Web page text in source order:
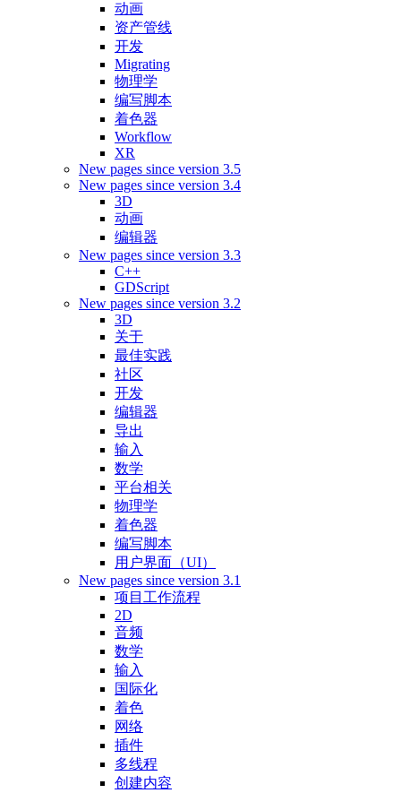
动画
资产管线
开发
Migrating
物理学
编写脚本
着色器
Workflow
XR
New pages since version 3.5
New pages since version 3.4
3D
动画
编辑器
New pages since version 3.3
C++
GDScript
New pages since version 3.2
3D
关于
最佳实践
社区
开发
编辑器
导出
输入
数学
平台相关
物理学
着色器
编写脚本
用户界面（UI）
New pages since version 3.1
项目工作流程
2D
音频
数学
输入
国际化
着色
网络
插件
多线程
创建内容